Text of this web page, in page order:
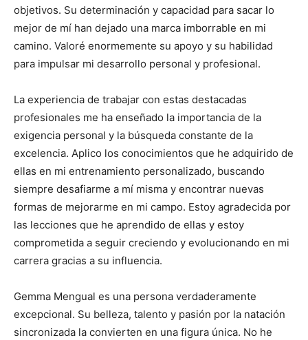
objetivos. Su determinación y capacidad para sacar lo
mejor de mí han dejado una marca imborrable en mi
camino. Valoré enormemente su apoyo y su habilidad
para impulsar mi desarrollo personal y profesional.
La experiencia de trabajar con estas destacadas
profesionales me ha enseñado la importancia de la
exigencia personal y la búsqueda constante de la
excelencia. Aplico los conocimientos que he adquirido de
ellas en mi entrenamiento personalizado, buscando
siempre desafiarme a mí misma y encontrar nuevas
formas de mejorarme en mi campo. Estoy agradecida por
las lecciones que he aprendido de ellas y estoy
comprometida a seguir creciendo y evolucionando en mi
carrera gracias a su influencia.
Gemma Mengual es una persona verdaderamente
excepcional. Su belleza, talento y pasión por la natación
sincronizada la convierten en una figura única. No he